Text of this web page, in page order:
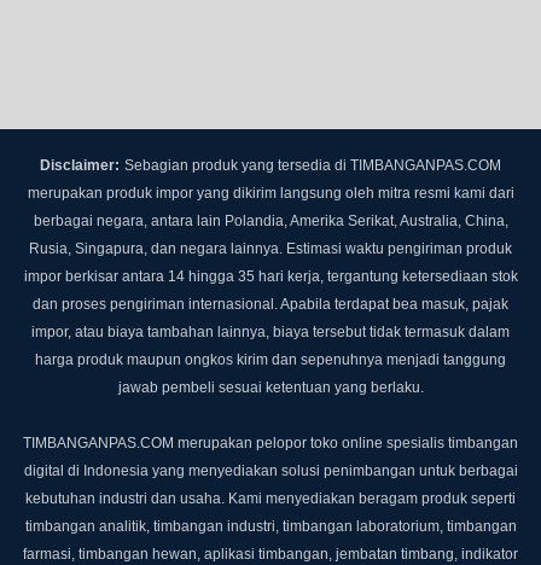
Disclaimer: Sebagian produk yang tersedia di TIMBANGANPAS.COM
merupakan produk impor yang dikirim langsung oleh mitra resmi kami dari
berbagai negara, antara lain Polandia, Amerika Serikat, Australia, China,
Rusia, Singapura, dan negara lainnya. Estimasi waktu pengiriman produk
impor berkisar antara 14 hingga 35 hari kerja, tergantung ketersediaan stok
dan proses pengiriman internasional. Apabila terdapat bea masuk, pajak
impor, atau biaya tambahan lainnya, biaya tersebut tidak termasuk dalam
harga produk maupun ongkos kirim dan sepenuhnya menjadi tanggung
jawab pembeli sesuai ketentuan yang berlaku.
TIMBANGANPAS.COM merupakan pelopor toko online spesialis timbangan
digital di Indonesia yang menyediakan solusi penimbangan untuk berbagai
kebutuhan industri dan usaha. Kami menyediakan beragam produk seperti
timbangan analitik, timbangan industri, timbangan laboratorium, timbangan
farmasi, timbangan hewan, aplikasi timbangan, jembatan timbang, indikator